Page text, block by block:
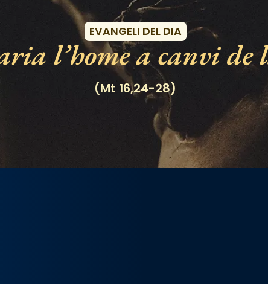
EVANGELI DEL DIA
l’home a canvi de
(Mt 16,24-28)